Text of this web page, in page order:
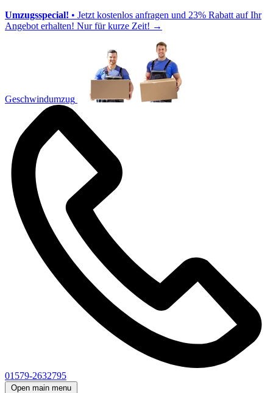
Umzugsspecial! • Jetzt kostenlos anfragen und 23% Rabatt auf Ihr
Angebot erhalten! Nur für kurze Zeit! →
Geschwindumzug
01579-2632795
Open main menu